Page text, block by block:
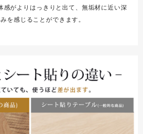
感がよりはっきりと出て、無垢材に近い深
を感じることができます。